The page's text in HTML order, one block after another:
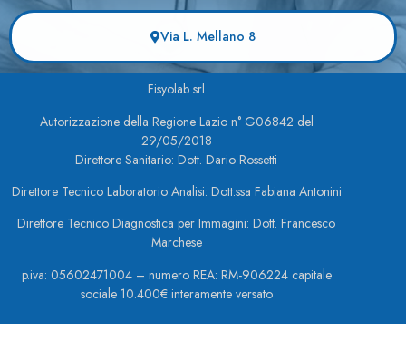
Via L. Mellano 8
Fisyolab srl
Autorizzazione della Regione Lazio n° G06842 del
29/05/2018
Direttore Sanitario: Dott. Dario Rossetti
Direttore Tecnico Laboratorio Analisi: Dott.ssa Fabiana Antonini
Direttore Tecnico Diagnostica per Immagini: Dott. Francesco
Marchese
p.iva: 05602471004 – numero REA: RM-906224 capitale
sociale 10.400€ interamente versato